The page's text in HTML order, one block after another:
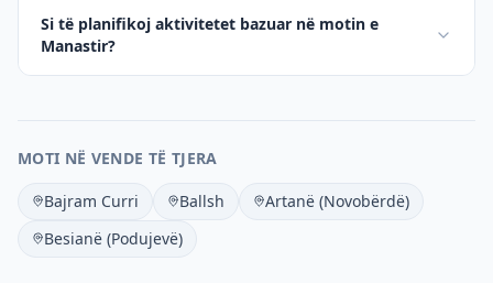
Si të planifikoj aktivitetet bazuar në motin e
Manastir?
MOTI NË VENDE TË TJERA
Bajram Curri Ballsh
Artanë (Novobërdë)
Besianë (Podujevë)